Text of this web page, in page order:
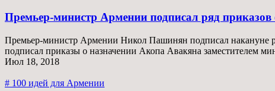
Премьер-министр Армении подписал ряд приказов
Премьер-министр Армении Никол Пашинян подписал накануне
подписал приказы о назначении Акопа Авакяна заместителем
Июл 18, 2018
# 100 идей для Армении